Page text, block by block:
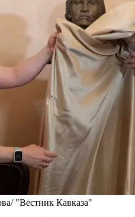
"Вестник Кавказа"